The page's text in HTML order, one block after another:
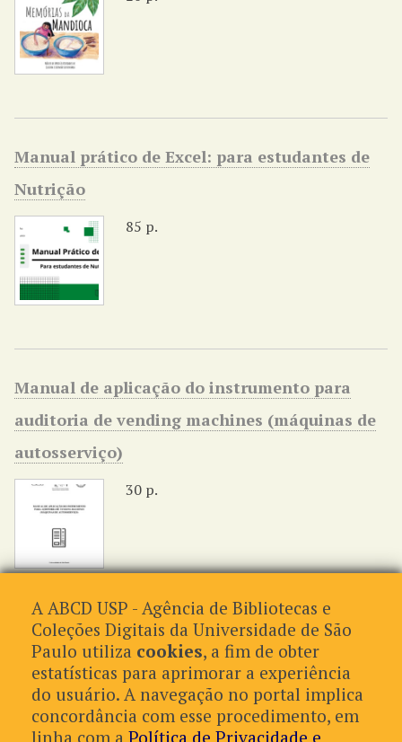
Manual prático de Excel: para estudantes de
Nutrição
85 p.
Manual de aplicação do instrumento para
auditoria de vending machines (máquinas de
autosserviço)
30 p.
de 4
Formatos de Saída
atom,csv,dcmes-xml,json,omeka-json,omeka-xml,rss2
A ABCD USP - Agência de Bibliotecas e
Coleções Digitais da Universidade de São
Paulo utiliza cookies, a fim de obter
estatísticas para aprimorar a experiência
do usuário. A navegação no portal implica
concordância com esse procedimento, em
linha com aPolítica de Privacidade e